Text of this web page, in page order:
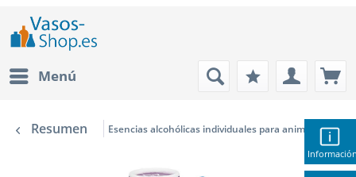
Menú
Resumen Esencias alcohólicas individuales para animales de